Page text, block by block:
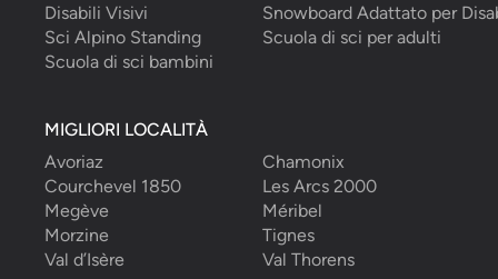
Disabili Visivi
Snowboard Adattato per
Sci Alpino Standing
Scuola di sci per adulti
Scuola di sci bambini
MIGLIORI LOCALITÀ
Avoriaz
Chamonix
Courchevel 1850
Les Arcs 2000
Megève
Méribel
Morzine
Tignes
Val d’Isère
Val Thorens